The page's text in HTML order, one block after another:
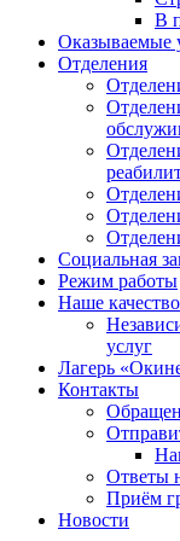
В
Оказываемые
Отделения
Социальная
Режим работы
Наше качество
услуг
Лагерь
Контакты
Ответы
Приём
Новости